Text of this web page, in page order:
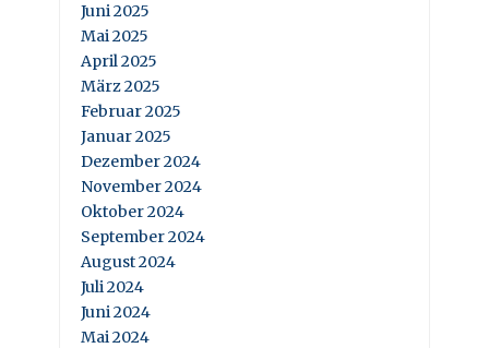
Juni 2025
Mai 2025
April 2025
März 2025
Februar 2025
Januar 2025
Dezember 2024
November 2024
Oktober 2024
September 2024
August 2024
Juli 2024
Juni 2024
Mai 2024